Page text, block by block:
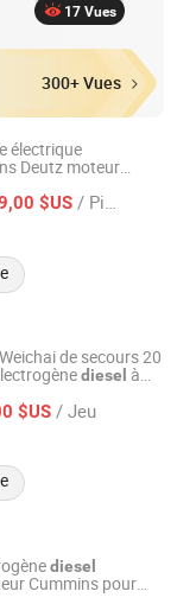
17 Vues
300+ Vues
électrique
Deutz moteur
$US / Pièce
Ltd.
Weichai de secours 20
diesel à
4 cylindres
$US / Jeu
diesel
Cummins pour